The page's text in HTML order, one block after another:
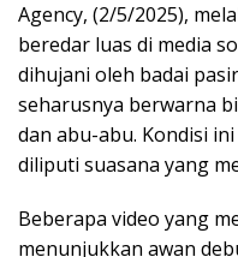
Agency, (2/5/2025),
beredar luas di media
dihujani oleh badai
seharusnya berwarna
dan abu-abu. Kondisi
diliputi suasana yang
Beberapa video yang
menunjukkan awan